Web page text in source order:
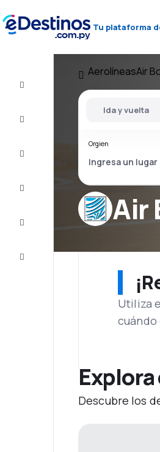
Tu plataforma
Atención
AerolíneasAir
Air
Ida y vuelta
Orgien
Utiliza
cuándo
Descubre los